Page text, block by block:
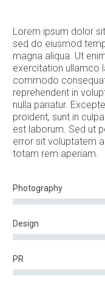
Lorem ipsum dolor
sed do eiusmod
magna aliqua. Ut
exercitation ullamco
commodo
reprehenderit in
nulla pariatur.
proident, sunt in
est laborum. Sed ut
error sit voluptatem
totam rem aperiam.
Photography
Design
PR